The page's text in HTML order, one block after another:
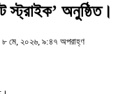
স্ট্রাইক’ অনুষ্ঠিত।
৮ মে, ২০২৬, ৯:৪৭ অপরাহ্ণ